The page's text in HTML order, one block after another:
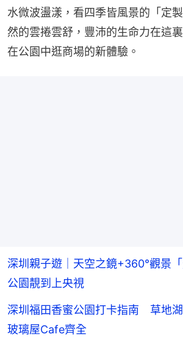
水微波盪漾，看四季皆風景的「定
然的雲捲雲舒，豐沛的生命力在這
在公園中逛商場的新體驗。
深圳親子遊｜天空之鏡+360°觀景
公園靚到上央視
深圳福田香蜜公園打卡指南 草地
玻璃屋Cafe齊全